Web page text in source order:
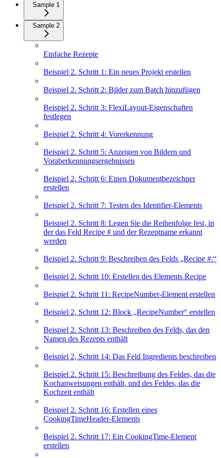
Sample 1
Sample 2
Einfache Rezepte
Beispiel 2. Schritt 1: Ein neues Projekt erstellen
Beispiel 2. Schritt 2: Bilder zum Batch hinzufügen
Beispiel 2. Schritt 3: FlexiLayout-Eigenschaften
festlegen
Beispiel 2. Schritt 4: Vorerkennung
Beispiel 2. Schritt 5: Anzeigen von Bildern und
Voraberkennungsergebnissen
Beispiel 2. Schritt 6: Einen Dokumentbezeichner
erstellen
Beispiel 2. Schritt 7: Testen des Identifier-Elements
Beispiel 2. Schritt 8: Legen Sie die Reihenfolge fest, in
der das Feld Recipe # und der Rezeptname erkannt
werden
Beispiel 2. Schritt 9: Beschreiben des Felds „Recipe #:“
Beispiel 2. Schritt 10: Erstellen des Elements Recipe
Beispiel 2. Schritt 11: RecipeNumber-Element erstellen
Beispiel 2, Schritt 12: Block „RecipeNumber“ erstellen
Beispiel 2. Schritt 13: Beschreiben des Felds, das den
Namen des Rezepts enthält
Beispiel 2, Schritt 14: Das Feld Ingredients beschreiben
Beispiel 2. Schritt 15: Beschreibung des Feldes, das die
Kochanweisungen enthält, und des Feldes, das die
Kochzeit enthält
Beispiel 2. Schritt 16: Erstellen eines
CookingTimeHeader-Elements
Beispiel 2. Schritt 17: Ein CookingTime-Element
erstellen